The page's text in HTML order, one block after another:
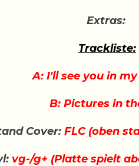
Extras:
Trackliste:
A: I'll see you in
B: Pictures in
Cover:FLC (oben
vg-/g+ (Platte spielt